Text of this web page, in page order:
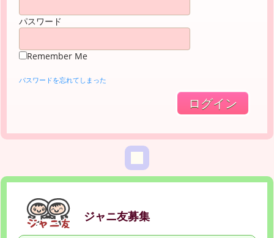
パスワード
Remember Me
パスワードを忘れてしまった
ジャニ友募集